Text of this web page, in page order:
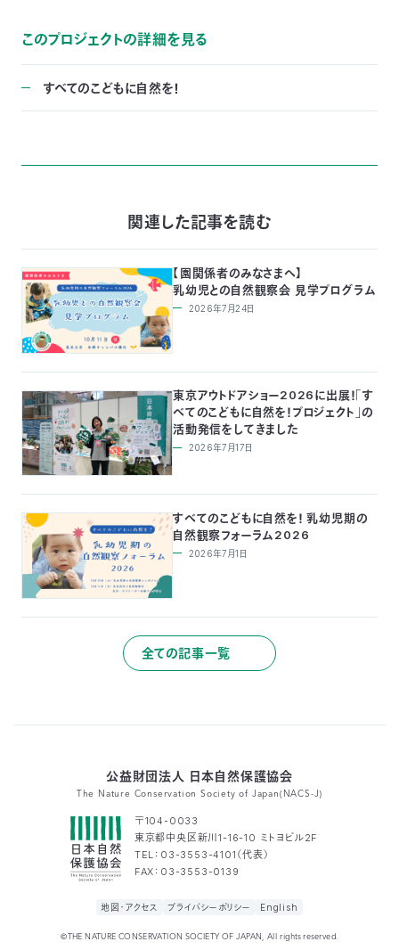
このプロジェクトの詳細を見る
すべてのこどもに自然を！
関連した記事を読む
【園関係者のみなさまへ】
乳幼児との自然観察会 見学プログラム
2026年7月24日
東京アウトドアショー2026に出展！「す
べてのこどもに自然を！プロジェクト」の
活動発信をしてきました
2026年7月17日
すべてのこどもに自然を！ 乳幼児期の
自然観察フォーラム2026
2026年7月1日
全ての記事一覧
公益財団法人 日本自然保護協会
The Nature Conservation Society of Japan(NACS-J)
〒104-0033
東京都中央区新川1-16-10 ミトヨビル2F
TEL：03-3553-4101（代表）
FAX：03-3553-0139
地図・アクセス プライバシーポリシー English
©THE NATURE CONSERVATION SOCIETY OF JAPAN, All rights reserved.